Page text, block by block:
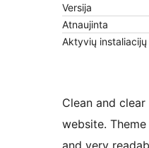
Versija
Atnaujinta
Aktyvių instaliacijų
Clean and
website.